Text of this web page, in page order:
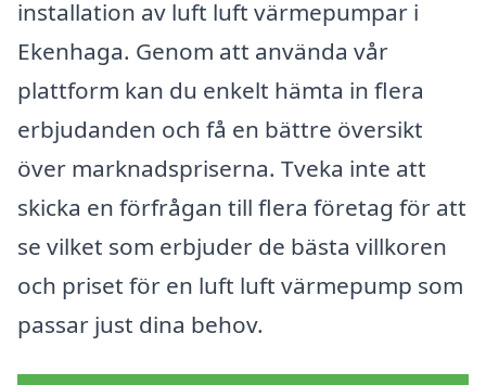
installation av luft luft värmepumpar i
Ekenhaga. Genom att använda vår
plattform kan du enkelt hämta in flera
erbjudanden och få en bättre översikt
över marknadspriserna. Tveka inte att
skicka en förfrågan till flera företag för att
se vilket som erbjuder de bästa villkoren
och priset för en luft luft värmepump som
passar just dina behov.